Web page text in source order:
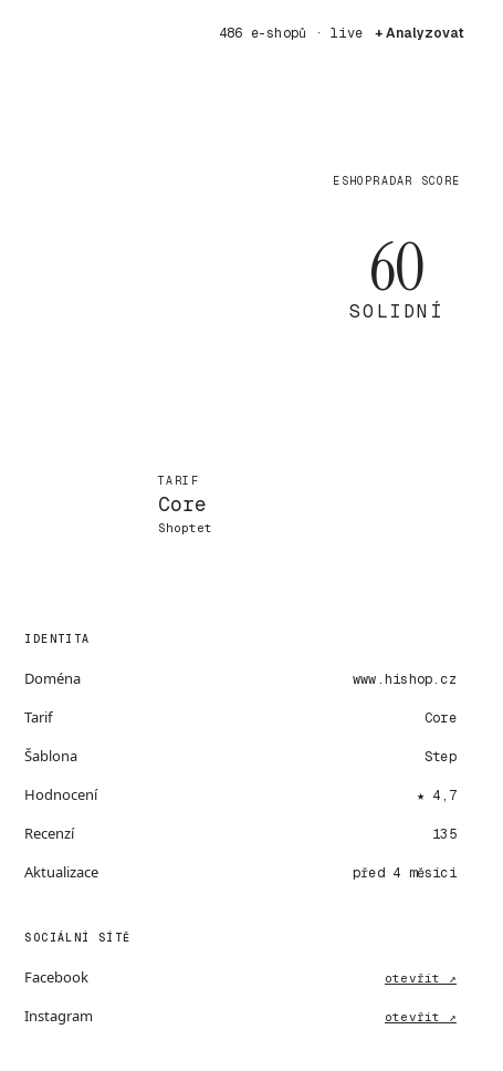
486 e-shopů · live + Analyzovat
ESHOPRADAR SCORE
60
SOLIDNÍ
TARIF
Core
Shoptet
IDENTITA
Doména www.hishop.cz
Tarif Core
Šablona Step
Hodnocení ★ 4,7
Recenzí 135
Aktualizace před 4 měsíci
SOCIÁLNÍ SÍTĚ
Facebook otevřít ↗
Instagram otevřít ↗